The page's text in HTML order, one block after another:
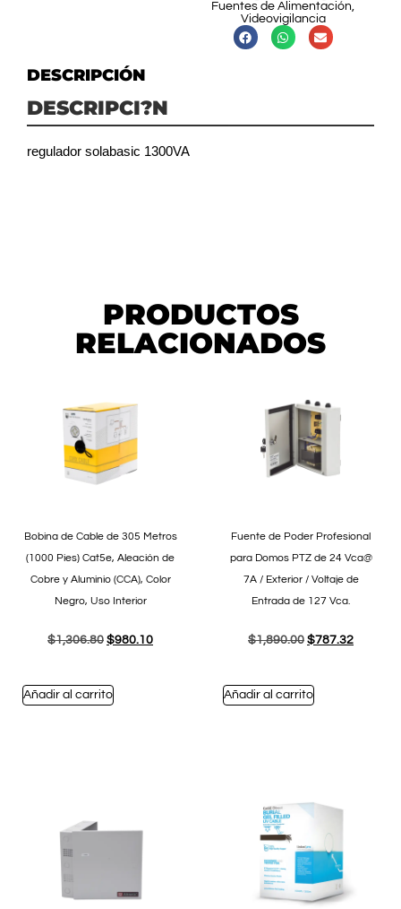
Fuentes de Alimentación,
Videovigilancia
DESCRIPCIÓN
DESCRIPCI?N
regulador solabasic 1300VA
PRODUCTOS
RELACIONADOS
Bobina de Cable de 305 Metros
(1000 Pies) Cat5e, Aleación de
Cobre y Aluminio (CCA), Color
Negro, Uso Interior
$1,306.80 $980.10
Añadir al carrito
Fuente de Poder Profesional
para Domos PTZ de 24 Vca@
7A / Exterior / Voltaje de
Entrada de 127 Vca.
$1,890.00 $787.32
Añadir al carrito